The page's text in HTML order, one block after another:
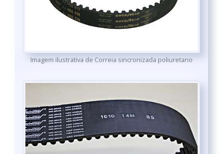
Imagem ilustrativa de Correia sincronizada poliuretano